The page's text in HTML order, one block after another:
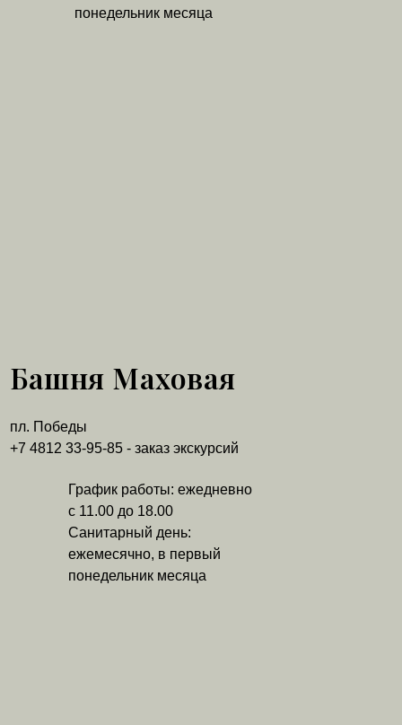
понедельник месяца
График работы: ежедневно
с 11.00 до 18.00
Санитарный день:
ежемесячно, в первый
понедельник месяца
Башня Маховая
пл. Победы
+7 4812 33-95-85 - заказ экскурсий